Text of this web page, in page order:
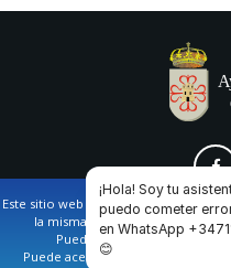
AVISO LEGAL Y POLÍTICA DE
Este sitio web utiliza cookies propias
la misma y obtener datos
Puede obtener más
Puede aceptar todas las cookies
¡Hola! Soy tu
puedo cometer
en WhatsApp
😊